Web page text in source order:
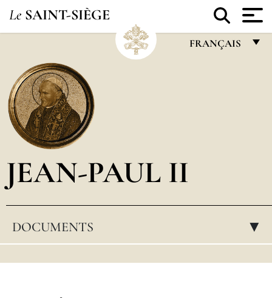
Le SAINT-SIÈGE
FRANÇAIS
POLSKI
JEAN-PAUL II
DOCUMENTS ▸